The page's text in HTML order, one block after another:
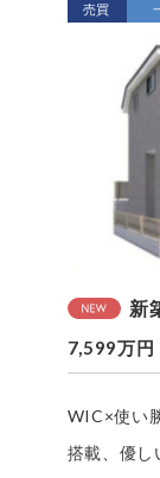
売買
新
7,599万円
WIC×使い
搭載、優し